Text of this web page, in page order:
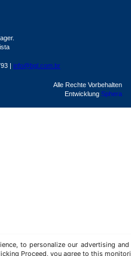
to personalize our advertising
Proceed, you agree to this
| info@bgl.com.br
Alle Rechte Vorbehalten
Entwicklung Sphera